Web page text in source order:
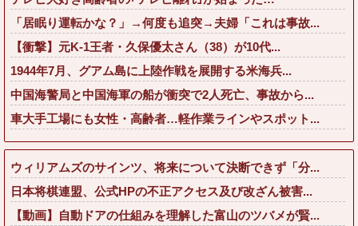
「居眠り運転かな？」→何度も追突→夫婦「これは事故...
【衝撃】元K-1王者・久保優太さん（38）が10代...
1944年7月、グアム島に上陸作戦を展開する米海兵...
中国海警局と中国海軍の船が衝突で2人死亡、事故から...
車大手工場にも女性・高齢者…軽作業ラインやスポット...
ウィリアムズのサインツ、将来について決断できず「分...
日本将棋連盟、公式HPの不正アクセス及び改ざん被害...
【動画】自動ドアの仕組みを理解した富山のツバメが賢...